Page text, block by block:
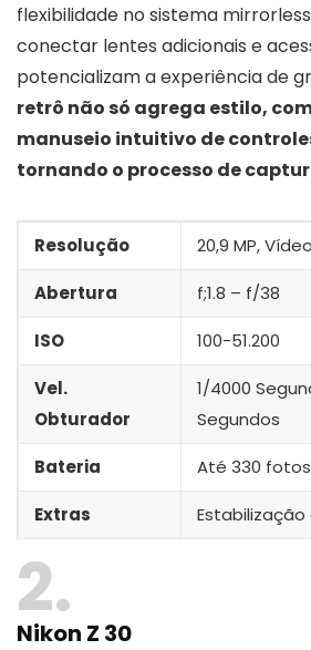
flexibilidade no sistema
conectar lentes adicionais e
potencializam a experiência de
retrô não só agrega estilo,
manuseio intuitivo de
tornando o processo de
Resolução 20,9 MP,
Abertura f;1.8 – f/38
ISO 100-51.200
Vel.
Obturador
1/4000
Segundos
Bateria Até 330 fotos
Extras
2
Nikon Z 30